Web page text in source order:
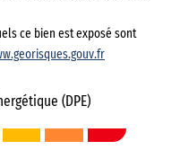
ce bien est exposé sont
(DPE)